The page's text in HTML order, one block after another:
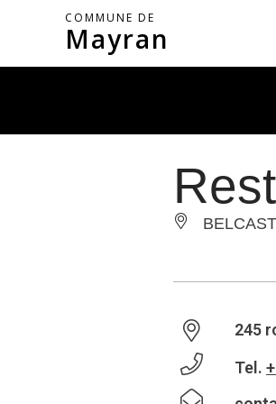
COMMUNE DE
Mayran
245
Tel.